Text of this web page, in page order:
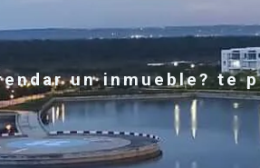
un inmueble? te